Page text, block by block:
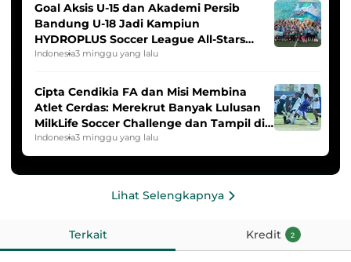
Goal Aksis U-15 dan Akademi Persib
Bandung U-18 Jadi Kampiun
HYDROPLUS Soccer League All-Stars
2025/2026
Indonesia3 minggu yang lalu
Cipta Cendikia FA dan Misi Membina
Atlet Cerdas: Merekrut Banyak Lulusan
MilkLife Soccer Challenge dan Tampil di
HYDROPLUS Soccer League
Indonesia3 minggu yang lalu
Lihat Selengkapnya
Terkait Kredit 2